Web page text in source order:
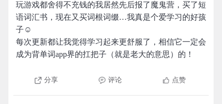
玩游戏都舍得不充钱的我居然先后报了魔鬼营，买了短
语词汇书，现在又买词根词缀…我真是个爱学习的好孩
子☺
每次更新都让我觉得学习起来更舒服了，相信它一定会
成为背单词app界的扛把子（就是老大的意思）的！
分享 评论 点赞